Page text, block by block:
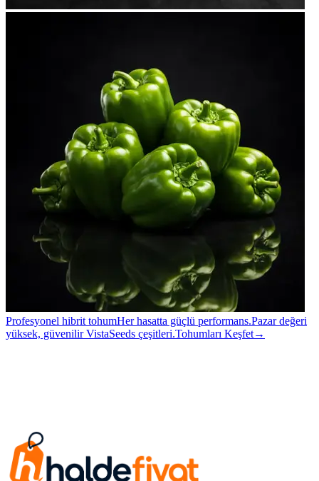
Profesyonel hibrit tohumHer hasatta güçlü performans.Pazar değeri
yüksek, güvenilir VistaSeeds çeşitleri.Tohumları Keşfet→